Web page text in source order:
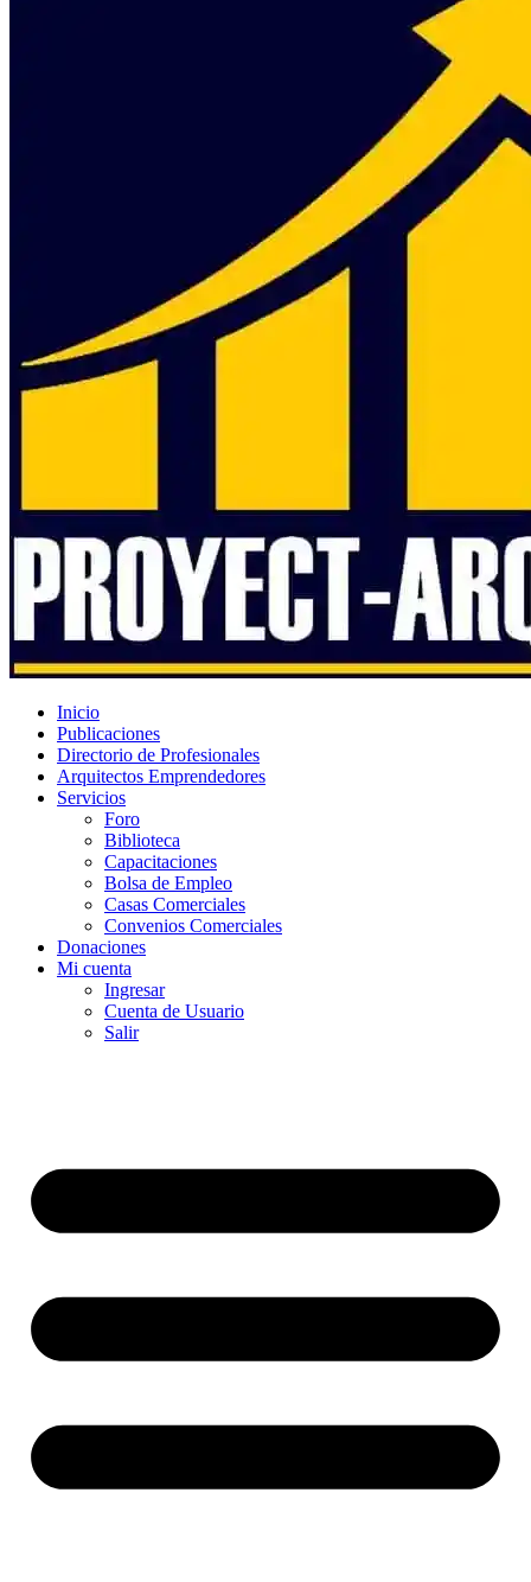
Inicio
Publicaciones
Directorio de Profesionales
Arquitectos Emprendedores
Servicios
Foro
Biblioteca
Capacitaciones
Bolsa de Empleo
Casas Comerciales
Convenios Comerciales
Donaciones
Mi cuenta
Ingresar
Cuenta de Usuario
Salir